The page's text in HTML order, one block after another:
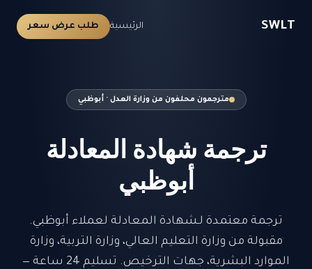
SWLT الرئيسية طلب عرض سعر
مترجمون محلفون من وزارة العدل · أبوظبي
ترجمة شهادة المعادلة
أبوظبي
ترجمة معتمدة لـشهادة المعادلة لعملاء أبوظبي.
مقبولة من وزارة التعليم العالي، وزارة التربية، وزارة
الموارد البشرية، جهات الترخيص. تسليم 24 ساعة —